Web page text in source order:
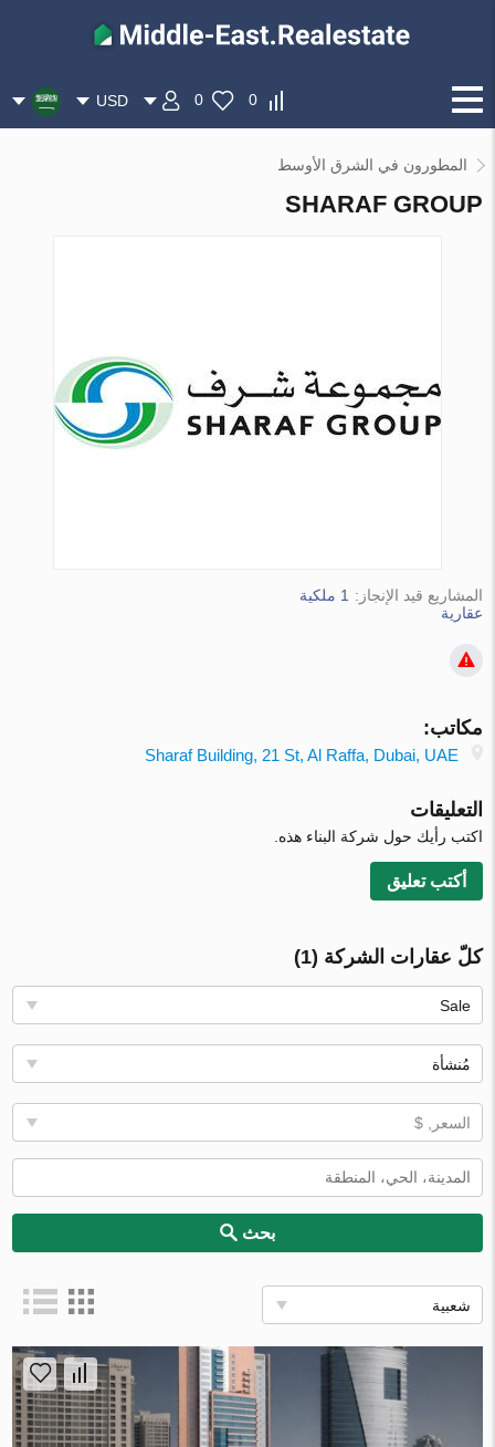
0
0
USD
المطورون في الشرق الأوسط
SHARAF GROUP
المشاريع قيد الإنجاز:
1 ملكية
عقارية
مكاتب:
Sharaf Building, 21 St, Al Raffa, Dubai, UAE
التعليقات
اكتب رأيك حول شركة البناء هذه.
أكتب تعليق
كلّ عقارات الشركة (1)
Sale
مُنشأة
السعر, $
بحث
شعبية